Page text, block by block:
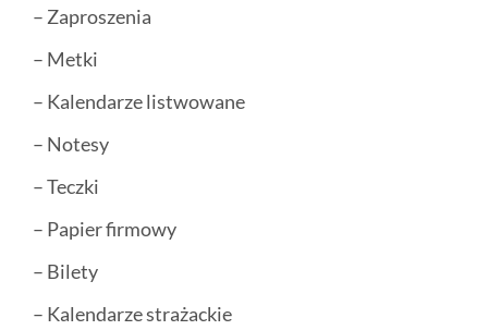
– Zaproszenia
– Metki
– Kalendarze listwowane
– Notesy
– Teczki
– Papier firmowy
– Bilety
– Kalendarze strażackie